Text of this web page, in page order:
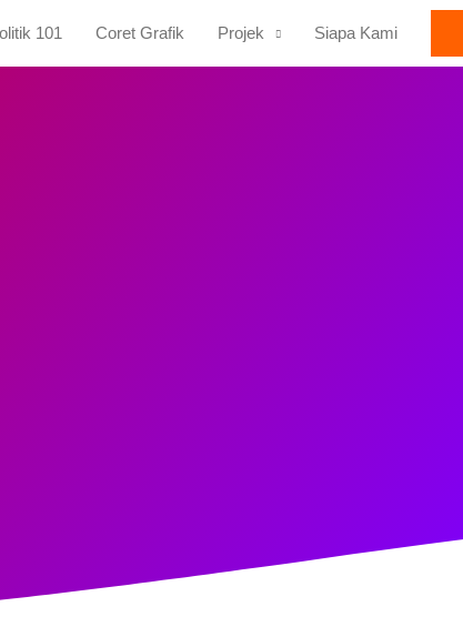
101 Coret Grafik Projek Siapa Kami